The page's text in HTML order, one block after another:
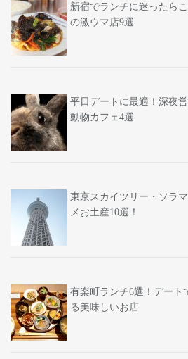
新宿でランチに迷ったら
の激ウマ店9選
平日デートに最適！深夜
動物カフェ4選
東京スカイツリー・ソラ
メお土産10選！
有楽町ランチ6選！デート
る美味しいお店